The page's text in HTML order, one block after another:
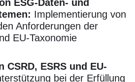
ESG-Daten- und
Implementierung von
Anforderungen der
EU-Taxonomie
CSRD, ESRS und EU-
bei der Erfüllung